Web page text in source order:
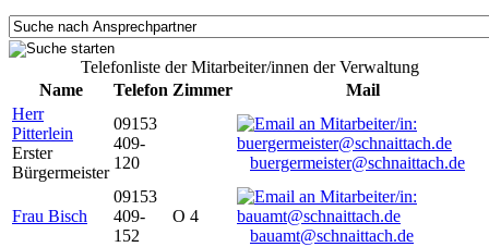
Telefonliste der Mitarbeiter/innen der Verwaltung
Name
Telefon Zimmer
Mail
Herr
Pitterlein
Erster
Bürgermeister
09153
409-
120
buergermeister@schnaittach.de
Frau Bisch
09153
409-
152
O 4
bauamt@schnaittach.de